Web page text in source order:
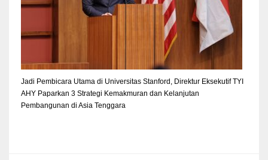
Jadi Pembicara Utama di Universitas Stanford, Direktur Eksekutif TYI
AHY Paparkan 3 Strategi Kemakmuran dan Kelanjutan
Pembangunan di Asia Tenggara